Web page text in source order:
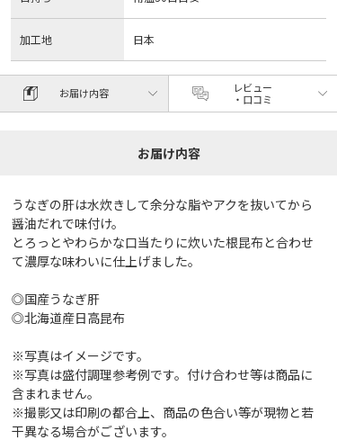
加工地 日本
お届け内容
レビュー
・口コミ
お届け内容
うなぎの肝は水炊きして余分な脂やアクを抜いてから
醤油だれで味付け。
とろっとやわらかな口当たりに炊いた根昆布と合わせ
て濃厚な味わいに仕上げました。
◎国産うなぎ肝
◎北海道産日高昆布
※写真はイメージです。
※写真は盛付調理参考例です。付け合わせ等は商品に
含まれません。
※撮影又は印刷の都合上、商品の色合い等が現物と若
干異なる場合がございます。